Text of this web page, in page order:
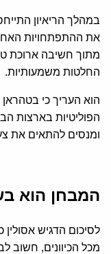
במהלך הריאיון
את ההתפתחויות
מתוך חשיבה ארוכת
החלטות משמעותיות.
הוא העריך כי
הפוליטיות בארצות
ומנסים להתאים את
המבחן הוא
לסיכום הדגיש
מכל הכיוונים, חשוב